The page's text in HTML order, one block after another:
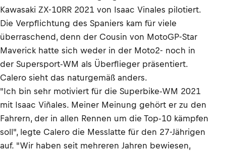
Kawasaki ZX-10RR 2021 von Isaac Vinales pilotiert.
Die Verpflichtung des Spaniers kam für viele
überraschend, denn der Cousin von MotoGP-Star
Maverick hatte sich weder in der Moto2- noch in
der Supersport-WM als Überflieger präsentiert.
Calero sieht das naturgemäß anders.
"Ich bin sehr motiviert für die Superbike-WM 2021
mit Isaac Viñales. Meiner Meinung gehört er zu den
Fahrern, der in allen Rennen um die Top-10 kämpfen
soll", legte Calero die Messlatte für den 27-Jährigen
auf. "Wir haben seit mehreren Jahren bewiesen,